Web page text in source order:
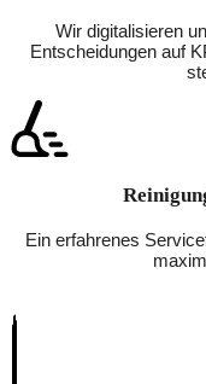
Wir digitalisieren
Entscheidungen auf
Ein erfahrenes